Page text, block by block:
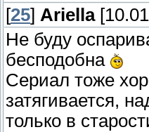
[25] Ariella
Не буду
бесподобна
Сериал тоже
затягивается,
только в